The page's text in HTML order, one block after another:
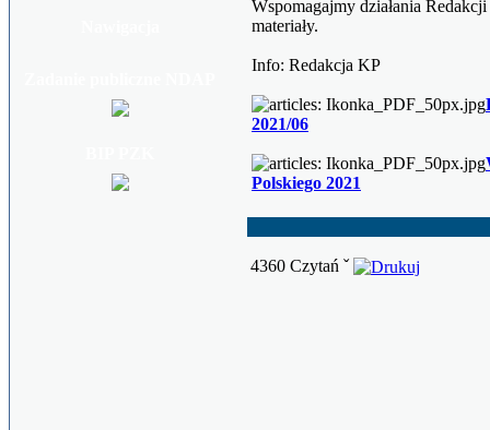
Wspomagajmy działania
materiały.
Info: Redakcja KP
2021/06
Polskiego 2021
4360 Czytań ˇ